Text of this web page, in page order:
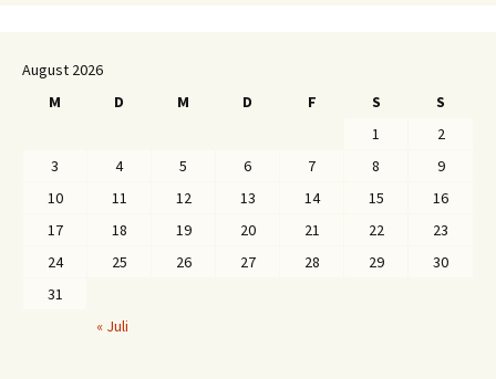
August 2026
M
D M D F S
S
1
2
3
4 5 6 7 8
9
10
11 12 13 14 15
16
17
18 19 20 21 22
23
24
25 26 27 28 29
30
31
« Juli